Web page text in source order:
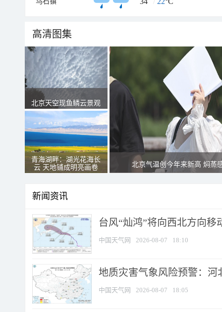
高清图集
北京天空现鱼鳞云景观
青海湖畔：湖光花海长
云 天地铺成明亮画卷
北京气温创今年来新高 焖蒸
新闻资讯
台风“灿鸿”将向西北方向移
中国天气网 2026-08-07 18:10
地质灾害气象风险预警：河
中国天气网 2026-08-07 18:05